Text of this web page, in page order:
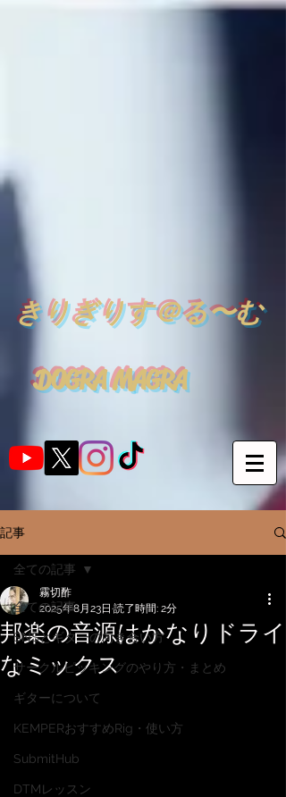
きりぎりす＠る〜む
DOGRA MAGRA
記事
全ての記事
SNSとギターの向き合い方
サークルピッキングのやり方・まとめ
ギターについて
KEMPERおすすめRig・使い方
SubmitHub
DTMレッスン
全ての記事
邦楽の音源はかなりドライ
なミックス
霧切酢
2025年8月23日 読了時間: 2分